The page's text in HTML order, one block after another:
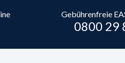
Gebührenfreie
0800 29